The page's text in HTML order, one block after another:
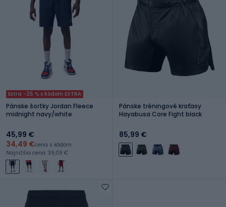
Extra -25 % s kódom EXTRA
Pánske šortky Jordan Fleece
midnight navy/white
45,99 €
34,49 €cena s kódom
Najnižšia cena: 39,09 €
Pánske tréningové kraťasy
Hayabusa Core Fight black
85,99 €